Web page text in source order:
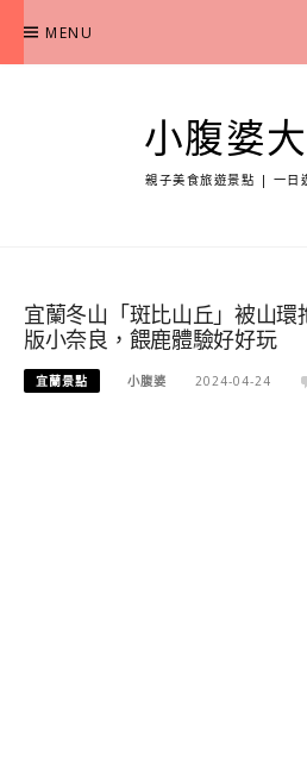
content
MENU
小腹婆
親子美食旅遊景點 | 一日
宜蘭冬山「斑比山丘」被山環
版小奈良，餵鹿體驗好好玩
宜蘭景點 小腹婆 2024-04-24